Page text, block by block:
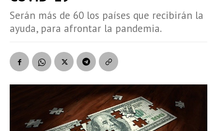
Serán más de 60 los países que recibirán la
ayuda, para afrontar la pandemia.